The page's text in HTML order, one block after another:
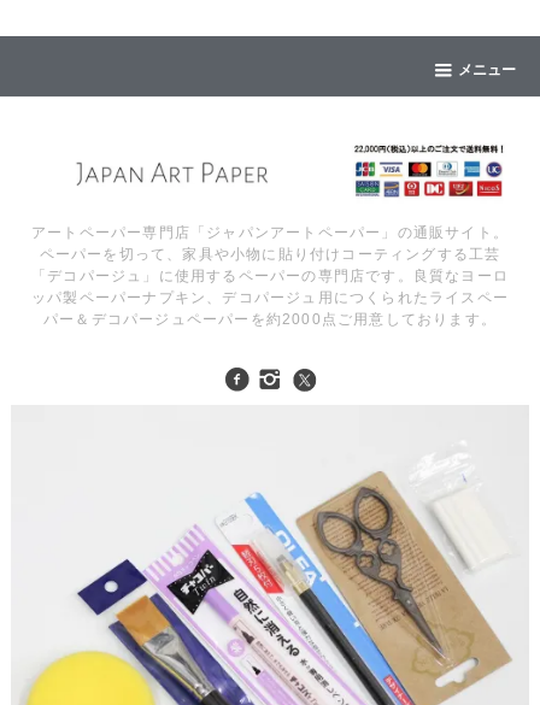
メニュー
アートペーパー専門店「ジャパンアートペーパー」の通販サイト。
ペーパーを切って、家具や小物に貼り付けコーティングする工芸
「デコパージュ」に使用するペーパーの専門店です。良質なヨーロ
ッパ製ペーパーナプキン、デコパージュ用につくられたライスペー
パー＆デコパージュペーパーを約2000点ご用意しております。